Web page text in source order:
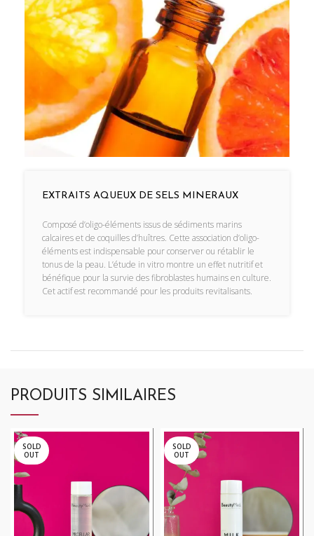
EXTRAITS AQUEUX DE SELS MINERAUX
Composé d’oligo-éléments issus de sédiments marins
calcaires et de coquilles d’huîtres. Cette association d’oligo-
éléments est indispensable pour conserver ou rétablir le
tonus de la peau. L’étude in vitro montre un effet nutritif et
bénéfique pour la survie des fibroblastes humains en culture.
Cet actif est recommandé pour les produits revitalisants.
PRODUITS SIMILAIRES
SOLD
OUT
SOLD
OUT